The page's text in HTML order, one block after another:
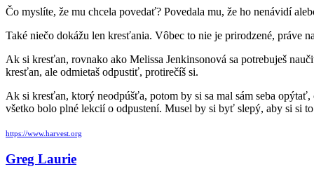
Čo myslíte, že mu chcela povedať? Povedala mu, že ho nenávidí
Také niečo dokážu len kresťania. Vôbec to nie je prirodzené, práve
Ak si kresťan, rovnako ako Melissa Jenkinsonová sa potrebuješ
kresťan, ale odmietaš odpustiť, protirečíš si.
Ak si kresťan, ktorý neodpúšťa, potom by si sa mal sám seba
všetko bolo plné lekcií o odpustení. Musel by si byť slepý, aby si si
https://www.harvest.org
Greg Laurie